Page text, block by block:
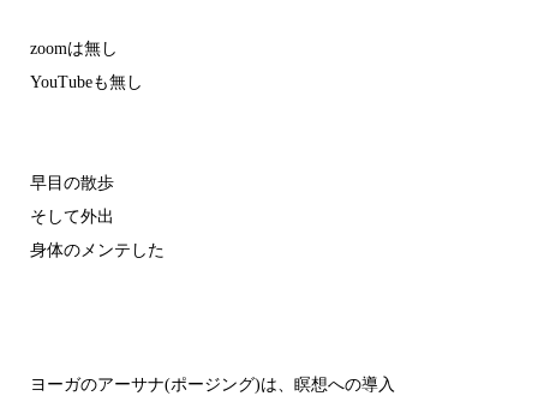
zoomは無し
YouTubeも無し
早目の散歩
そして外出
身体のメンテした
ヨーガのアーサナ(ポージング)は、瞑想への導入